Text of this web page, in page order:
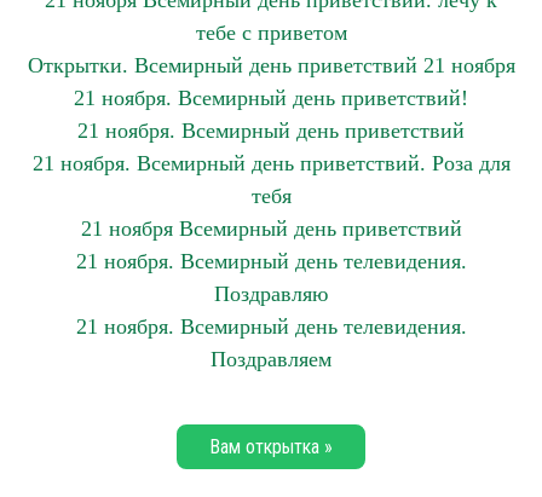
тебе с приветом
Открытки. Всемирный день приветствий 21 ноября
21 ноября. Всемирный день приветствий!
21 ноября. Всемирный день приветствий
21 ноября. Всемирный день приветствий. Роза для
тебя
21 ноября Всемирный день приветствий
21 ноября. Всемирный день телевидения.
Поздравляю
21 ноября. Всемирный день телевидения.
Поздравляем
Вам открытка »